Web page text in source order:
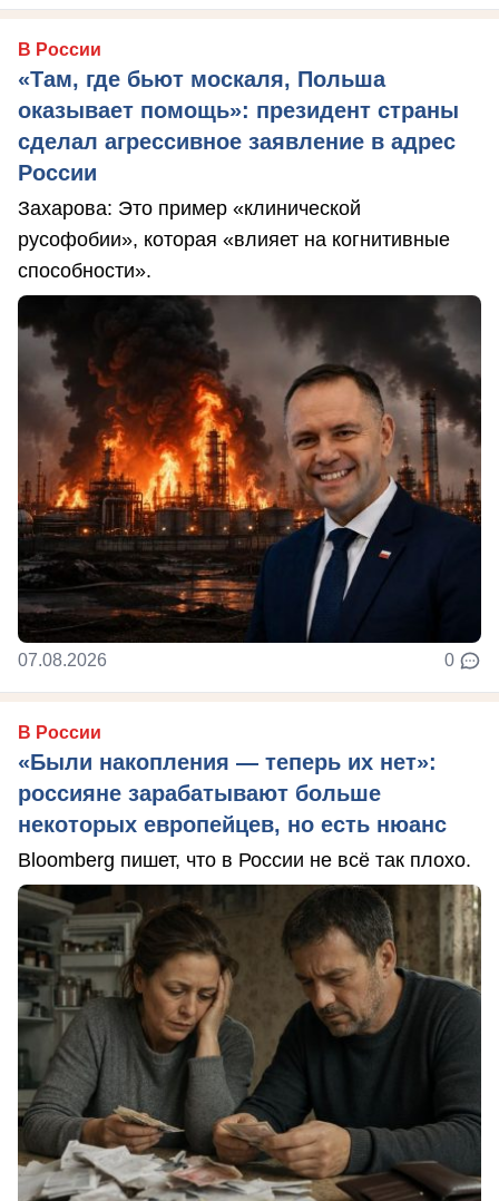
В России
«Там, где бьют москаля, Польша
оказывает помощь»: президент страны
сделал агрессивное заявление в адрес
России
Захарова: Это пример «клинической
русофобии», которая «влияет на когнитивные
способности».
07.08.2026 0
В России
«Были накопления — теперь их нет»:
россияне зарабатывают больше
некоторых европейцев, но есть нюанс
Bloomberg пишет, что в России не всё так плохо.